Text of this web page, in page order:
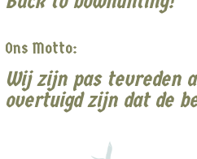
Ons Motto:
Wij zijn pas tevreden
overtuigd zijn dat de